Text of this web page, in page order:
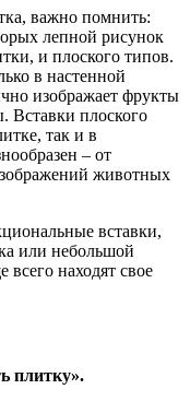
важно помнить:
лепной рисунок
и плоского типов.
в настенной
изображает фрукты
Вставки плоского
так и в
– от
животных
вставки,
или небольшой
находят свое
плитку».